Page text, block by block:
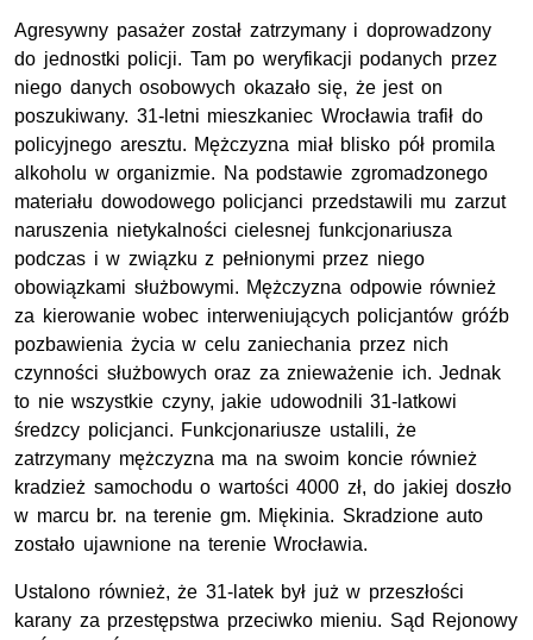
Agresywny pasażer został zatrzymany i doprowadzony
do jednostki policji. Tam po weryfikacji podanych przez
niego danych osobowych okazało się, że jest on
poszukiwany. 31-letni mieszkaniec Wrocławia trafił do
policyjnego aresztu. Mężczyzna miał blisko pół promila
alkoholu w organizmie. Na podstawie zgromadzonego
materiału dowodowego policjanci przedstawili mu zarzut
naruszenia nietykalności cielesnej funkcjonariusza
podczas i w związku z pełnionymi przez niego
obowiązkami służbowymi. Mężczyzna odpowie również
za kierowanie wobec interweniujących policjantów gróźb
pozbawienia życia w celu zaniechania przez nich
czynności służbowych oraz za znieważenie ich. Jednak
to nie wszystkie czyny, jakie udowodnili 31-latkowi
średzcy policjanci. Funkcjonariusze ustalili, że
zatrzymany mężczyzna ma na swoim koncie również
kradzież samochodu o wartości 4000 zł, do jakiej doszło
w marcu br. na terenie gm. Miękinia. Skradzione auto
zostało ujawnione na terenie Wrocławia.
Ustalono również, że 31-latek był już w przeszłości
karany za przestępstwa przeciwko mieniu. Sąd Rejonowy